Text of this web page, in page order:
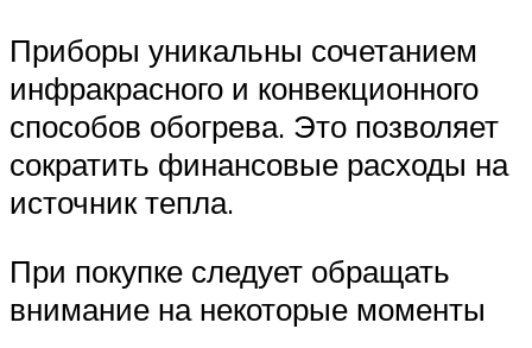
Приборы уникальны сочетанием
инфракрасного и конвекционного
способов обогрева. Это позволяет
сократить финансовые расходы на
источник тепла.
При покупке следует обращать
внимание на некоторые моменты